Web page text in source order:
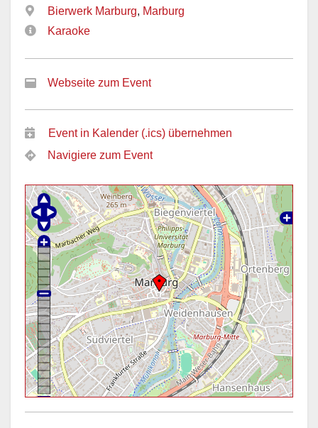
Bierwerk Marburg, Marburg
Karaoke
Webseite zum Event
Event in Kalender (.ics) übernehmen
Navigiere zum Event